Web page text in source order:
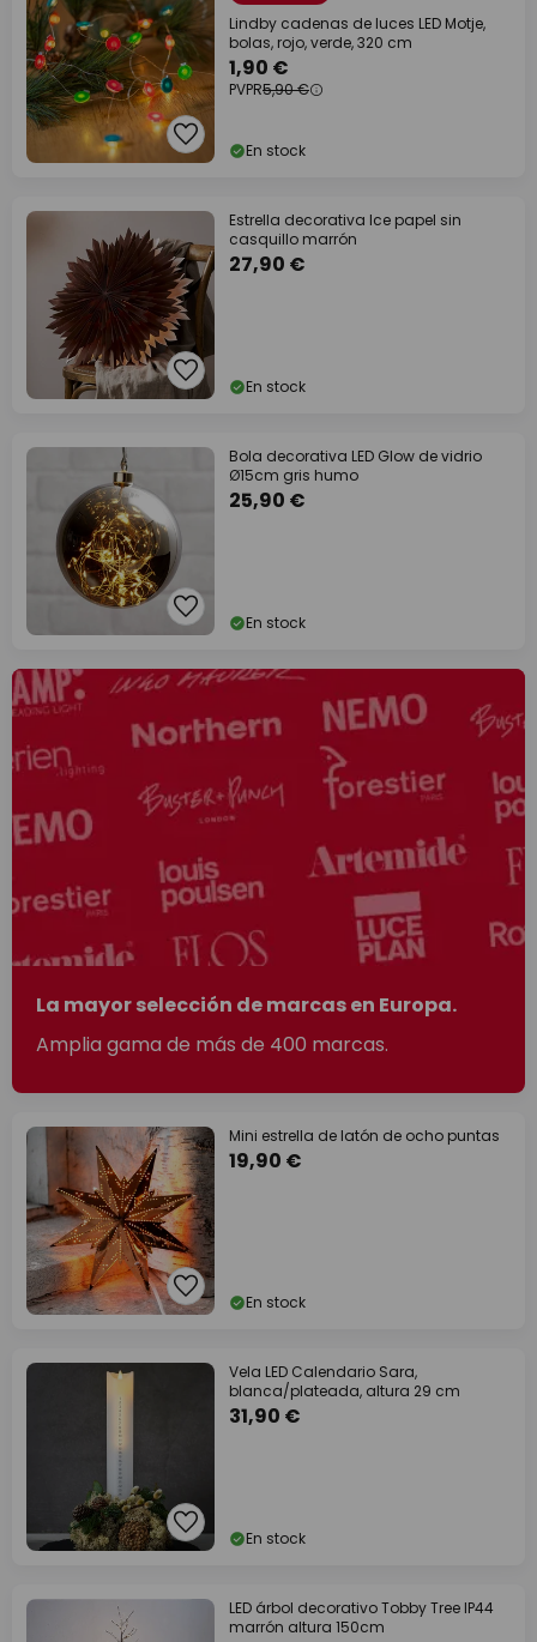
Lindby cadenas de luces LED Motje,
bolas, rojo, verde, 320 cm
1,90 €
PVPR5,90 €
En stock
Estrella decorativa Ice papel sin
casquillo marrón
27,90 €
En stock
Bola decorativa LED Glow de vidrio
Ø15cm gris humo
25,90 €
En stock
La mayor selección de marcas en Europa.
Amplia gama de más de 400 marcas.
Mini estrella de latón de ocho puntas
19,90 €
En stock
Vela LED Calendario Sara,
blanca/plateada, altura 29 cm
31,90 €
En stock
LED árbol decorativo Tobby Tree IP44
marrón altura 150cm